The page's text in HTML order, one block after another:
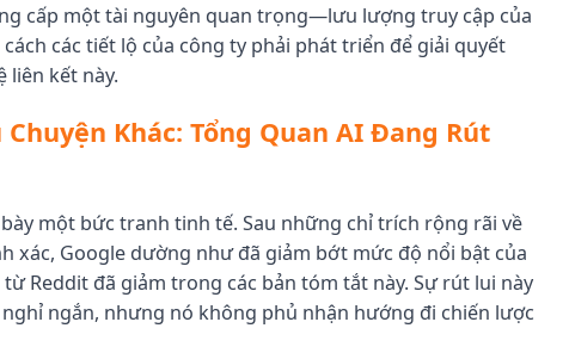
cấp một tài nguyên quan trọng—lưu lượng truy cập của
các tiết lộ của công ty phải phát triển để giải quyết
liên kết này.
Khác: Tổng Quan AI Đang Rút
một bức tranh tinh tế. Sau những chỉ trích rộng rãi về
xác, Google dường như đã giảm bớt mức độ nổi bật của
từ Reddit đã giảm trong các bản tóm tắt này. Sự rút lui này
ngắn, nhưng nó không phủ nhận hướng đi chiến lược